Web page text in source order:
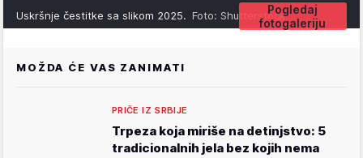
Pogledaj
fotogaleriju
Uskršnje čestitke sa slikom 2025. Foto: Shutterstock
MOŽDA ĆE VAS ZANIMATI
PRIČE IZ SRBIJE
Trpeza koja miriše na detinjstvo: 5
tradicionalnih jela bez kojih nema